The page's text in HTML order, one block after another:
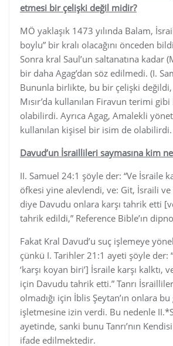
etmesi bir çelişki değil midir?
MÖ yaklaşık 1473 yılında Balam,
boylu” bir kralı olacağını önceden
Sonra kral Saul’un saltanatına kadar
bir daha Agag’dan söz edilmedi. (I.
Bununla birlikte, bu bir çelişki değildi,
Mısır’da kullanılan Firavun terimi
olabilirdi. Ayrıca Agag, Amalekli
kullanılan kişisel bir isim de olabilirdi.
Davud’un İsraillileri saymasına kim
II. Samuel 24:1 şöyle der: “Ve İsraile
öfkesi yine alevlendi, ve: Git, İsraili ve
diye Davudu onlara karşı tahrik etti
tahrik edildi,” Reference Bible’ın
Fakat Kral Davud’u suç işlemeye
çünkü I. Tarihler 21:1 ayeti şöyle der:
‘karşı koyan biri’] İsraile karşı kalktı,
için Davudu tahrik etti.” Tanrı
olmadığı için İblis Şeytan’ın onlara bu
işletmesine izin verdi. Bu nedenle
ayetinde, sanki bunu Tanrı’nın
ifade edilmektedir.